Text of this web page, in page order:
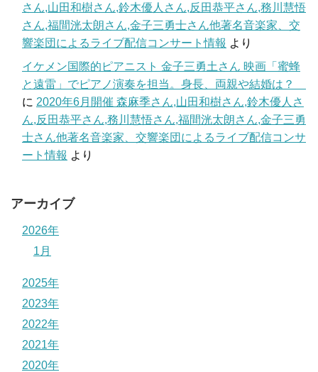
さん,山田和樹さん,鈴木優人さん,反田恭平さん,務川慧悟
さん,福間洸太朗さん,金子三勇士さん他著名音楽家、交
響楽団によるライブ配信コンサート情報 より
イケメン国際的ピアニスト 金子三勇土さん 映画「蜜蜂
と遠雷」でピアノ演奏を担当。身長、両親や結婚は？
に 2020年6月開催 森麻季さん,山田和樹さん,鈴木優人さ
ん,反田恭平さん,務川慧悟さん,福間洸太朗さん,金子三勇
士さん他著名音楽家、交響楽団によるライブ配信コンサ
ート情報 より
アーカイブ
2026年
1月
2025年
2023年
2022年
2021年
2020年